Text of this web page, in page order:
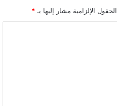
الحقول الإلزامية مشار إليها بـ *